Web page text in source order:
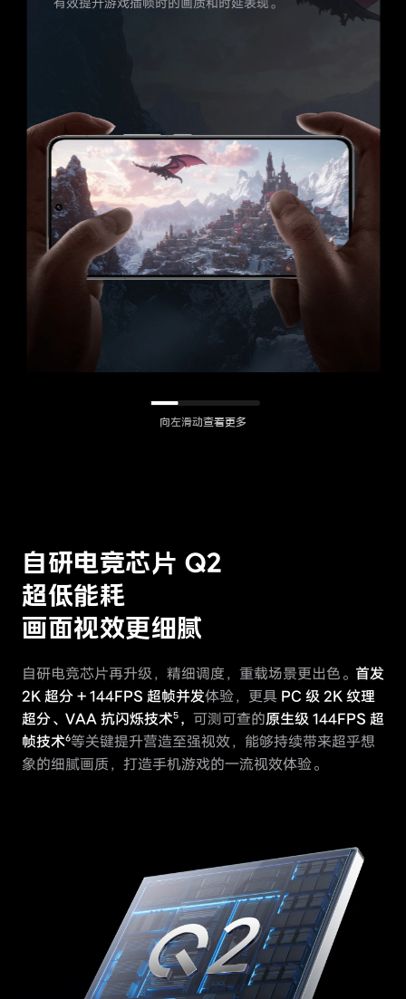
向左滑动查看更多
自研电竞芯片 Q2
超低能耗
画面视效更细腻
自研电竞芯片再升级，精细调度，重载场景更出色。 首发
2K 超分 + 144FPS 超帧并发体验，更具 PC 级 2K 纹理
超分、VAA 抗闪烁技术5 ， 可测可查的原生级 144FPS 超
帧技术6等关键提升营造至强视效，能够持续带来超乎想
象的细腻画质，打造手机游戏的一流视效体验。